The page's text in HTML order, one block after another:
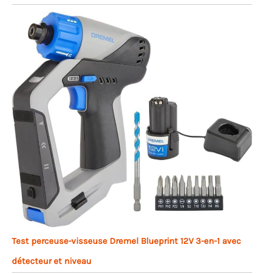
Test perceuse-visseuse Dremel Blueprint 12V 3-en-1 avec
détecteur et niveau